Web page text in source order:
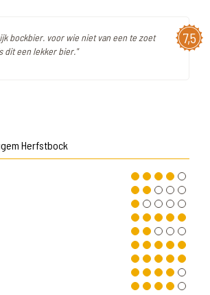
7,5
bockbier. voor wie niet van een te zoet
dit een lekker bier."
Herfstbock